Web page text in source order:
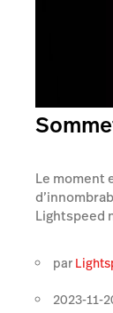
Le moment
Lightspeed
par
2023-11-